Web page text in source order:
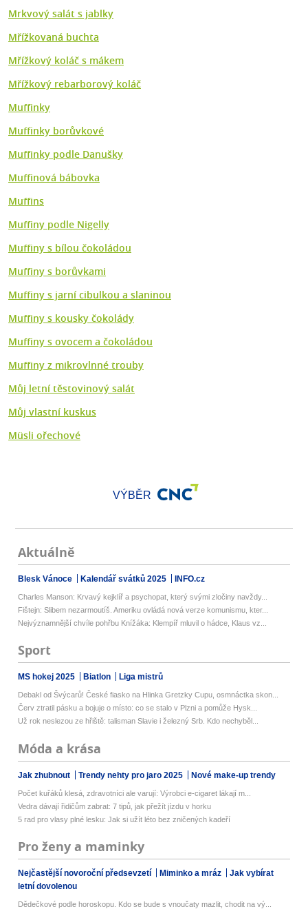
Mrkvový salát s jablky
Mřížkovaná buchta
Mřížkový koláč s mákem
Mřížkový rebarborový koláč
Muffinky
Muffinky borůvkové
Muffinky podle Danušky
Muffinová bábovka
Muffins
Muffiny podle Nigelly
Muffiny s bílou čokoládou
Muffiny s borůvkami
Muffiny s jarní cibulkou a slaninou
Muffiny s kousky čokolády
Muffiny s ovocem a čokoládou
Muffiny z mikrovlnné trouby
Můj letní těstovinový salát
Můj vlastní kuskus
Müsli ořechové
VÝBĚR
Aktuálně
Blesk Vánoce Kalendář svátků 2025 INFO.cz
Charles Manson: Krvavý kejklíř a psychopat, který svými zločiny navždy...
Fištejn: Slibem nezarmoutíš. Ameriku ovládá nová verze komunismu, kter...
Nejvýznamnější chvíle pohřbu Knížáka: Klempíř mluvil o hádce, Klaus vz...
Sport
MS hokej 2025 Biatlon Liga mistrů
Debakl od Švýcarů! České fiasko na Hlinka Gretzky Cupu, osmnáctka skon...
Červ ztratil pásku a bojuje o místo: co se stalo v Plzni a pomůže Hysk...
Už rok neslezou ze hřiště: talisman Slavie i železný Srb. Kdo nechyběl...
Móda a krása
Jak zhubnout Trendy nehty pro jaro 2025 Nové make-up trendy
Počet kuřáků klesá, zdravotníci ale varují: Výrobci e-cigaret lákají m...
Vedra dávají řidičům zabrat: 7 tipů, jak přežít jízdu v horku
5 rad pro vlasy plné lesku: Jak si užít léto bez zničených kadeří
Pro ženy a maminky
Nejčastější novoroční předsevzetí Miminko a mráz
Jak vybírat
letní dovolenou
Dědečkové podle horoskopu. Kdo se bude s vnoučaty mazlit, chodit na vý...